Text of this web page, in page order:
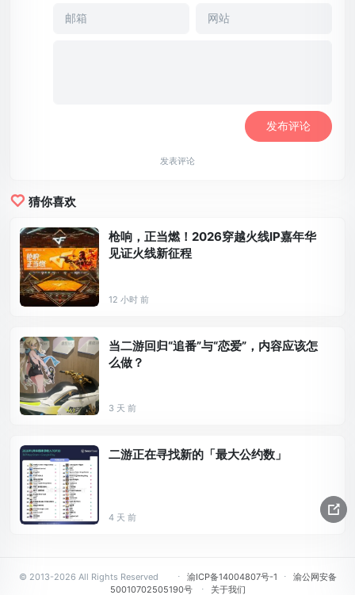
发表评论
猜你喜欢
枪响，正当燃！2026穿越火线IP嘉年华
见证火线新征程
12 小时 前
当二游回归“追番”与“恋爱”，内容应该怎
么做？
3 天 前
二游正在寻找新的「最大公约数」
4 天 前
© 2013-2026 All Rights Reserved ⋅ 渝ICP备14004807号-1 ⋅
渝公网安备
50010702505190号
⋅ 关于我们